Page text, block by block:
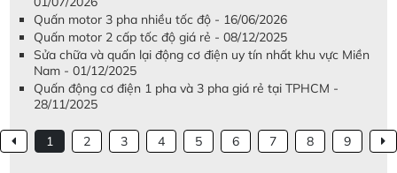
Quấn motor 3 pha nhiều tốc độ - 16/06/2026
Quấn motor 2 cấp tốc độ giá rẻ - 08/12/2025
Sửa chữa và quấn lại động cơ điện uy tín nhất khu vực Miền
Nam - 01/12/2025
Quấn động cơ điện 1 pha và 3 pha giá rẻ tại TPHCM -
28/11/2025
1 2 3 4 5 6 7 8 9